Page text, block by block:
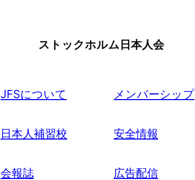
ストックホルム日本人会
JFSについて メンバーシップ
日本人補習校 安全情報
会報誌 広告配信